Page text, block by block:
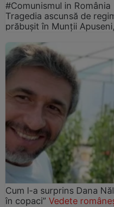
#Comunismul in România
Tragedia ascunsă de
prăbușit în Munții
Cum l-a surprins Dana
în copaci” Vedete